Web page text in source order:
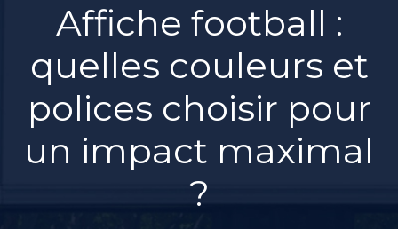
Affiche football :
quelles couleurs et
polices choisir pour
un impact maximal
?